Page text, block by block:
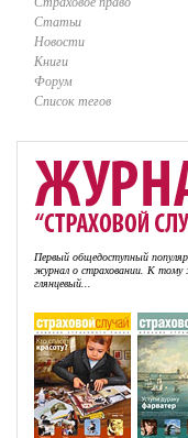
Статьи
Новости
Книги
Форум
Список тегов
Первый общедоступный
журнал о страховании. К тому
глянцевый...